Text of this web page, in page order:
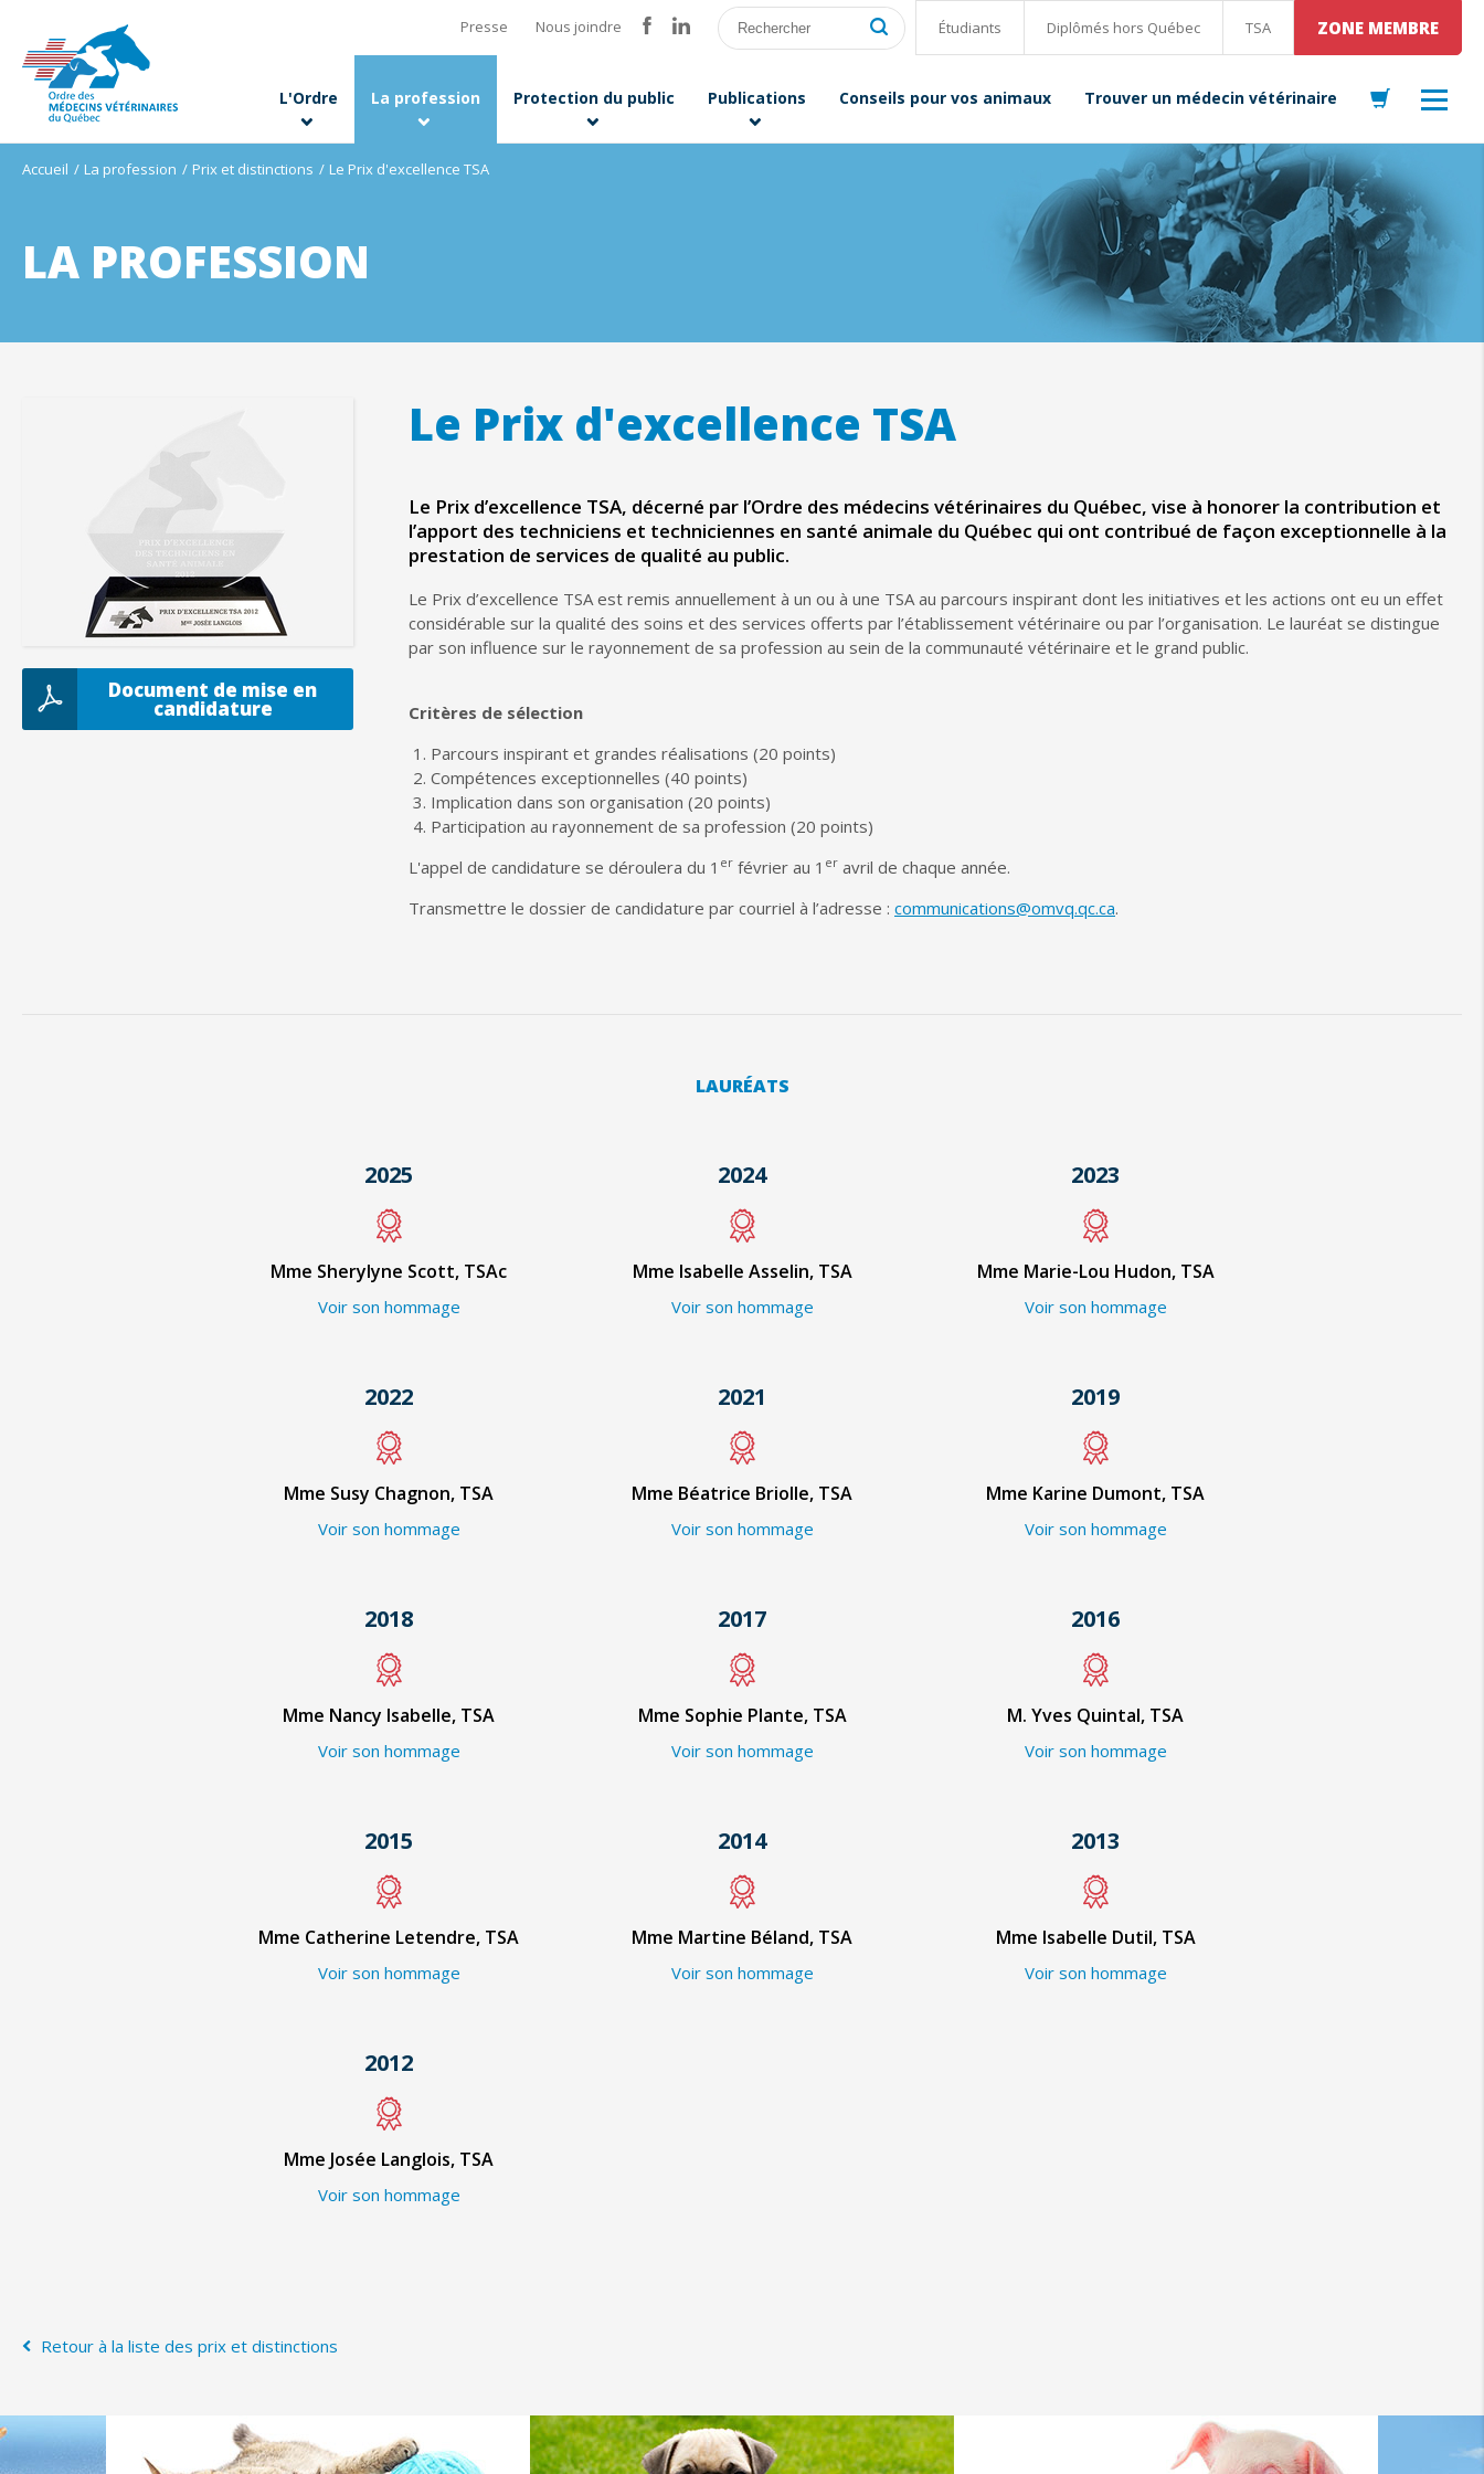
Presse Nous joindre Étudiants Diplômés hors Québec TSA ZONE MEMBRE
L'Ordre La profession Protection du public Publications Conseils pour vos animaux Trouver un médecin vétérinaire
Accueil La profession Prix et distinctions Le Prix d'excellence TSA
LA PROFESSION
Document de mise en
candidature
Le Prix d'excellence TSA
Le Prix d’excellence TSA, décerné par l’Ordre des médecins vétérinaires du Québec, vise à honorer la contribution et
l’apport des techniciens et techniciennes en santé animale du Québec qui ont contribué de façon exceptionnelle à la
prestation de services de qualité au public.
Le Prix d’excellence TSA est remis annuellement à un ou à une TSA au parcours inspirant dont les initiatives et les actions ont eu un effet
considérable sur la qualité des soins et des services offerts par l’établissement vétérinaire ou par l’organisation. Le lauréat se distingue
par son influence sur le rayonnement de sa profession au sein de la communauté vétérinaire et le grand public.
Critères de sélection
Parcours inspirant et grandes réalisations (20 points)
Compétences exceptionnelles (40 points)
Implication dans son organisation (20 points)
Participation au rayonnement de sa profession (20 points)
L'appel de candidature se déroulera du 1 er février au 1 er avril de chaque année.
Transmettre le dossier de candidature par courriel à l’adresse : communications@omvq.qc.ca.
LAURÉATS
2025
Mme Sherylyne Scott, TSAc
Voir son hommage
2024
Mme Isabelle Asselin, TSA
Voir son hommage
2023
Mme Marie-Lou Hudon, TSA
Voir son hommage
2022
Mme Susy Chagnon, TSA
Voir son hommage
2021
Mme Béatrice Briolle, TSA
Voir son hommage
2019
Mme Karine Dumont, TSA
Voir son hommage
2018
Mme Nancy Isabelle, TSA
Voir son hommage
2017
Mme Sophie Plante, TSA
Voir son hommage
2016
M. Yves Quintal, TSA
Voir son hommage
2015
Mme Catherine Letendre, TSA
Voir son hommage
2014
Mme Martine Béland, TSA
Voir son hommage
2013
Mme Isabelle Dutil, TSA
Voir son hommage
2012
Mme Josée Langlois, TSA
Voir son hommage
Retour à la liste des prix et distinctions